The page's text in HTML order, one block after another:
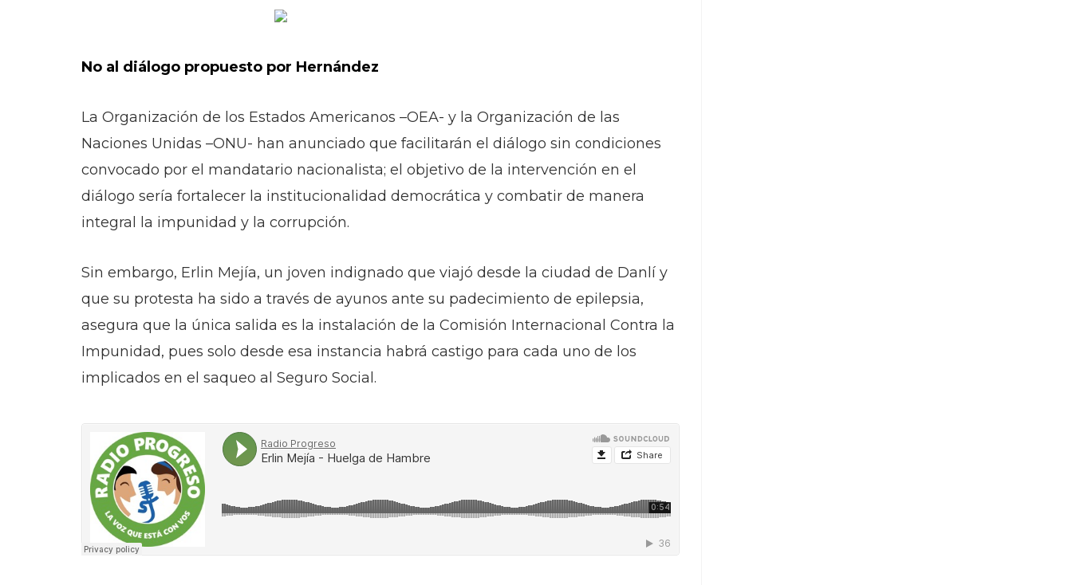
No al diálogo propuesto por Hernández
La Organización de los Estados Americanos –OEA- y la Organización de las
Naciones Unidas –ONU- han anunciado que facilitarán el diálogo sin condiciones
convocado por el mandatario nacionalista; el objetivo de la intervención en el
diálogo sería fortalecer la institucionalidad democrática y combatir de manera
integral la impunidad y la corrupción.
Sin embargo, Erlin Mejía, un joven indignado que viajó desde la ciudad de Danlí y
que su protesta ha sido a través de ayunos ante su padecimiento de epilepsia,
asegura que la única salida es la instalación de la Comisión Internacional Contra la
Impunidad, pues solo desde esa instancia habrá castigo para cada uno de los
implicados en el saqueo al Seguro Social.